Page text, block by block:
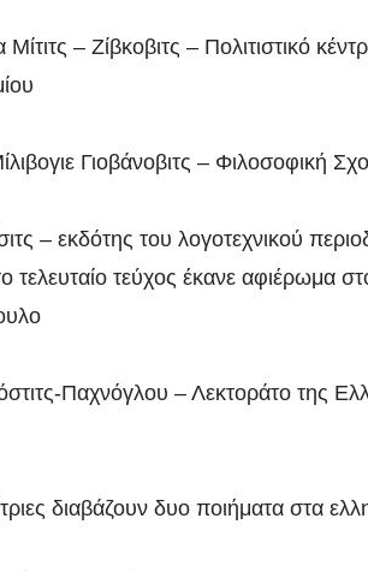
– Ζίβκοβιτς – Πολιτιστικό
Γιοβάνοβιτς – Φιλοσοφική
– εκδότης του λογοτεχνικού
τελευταίο τεύχος έκανε αφιέρωμα
Παχνόγλου – Λεκτοράτο της
διαβάζουν δυο ποιήματα στα